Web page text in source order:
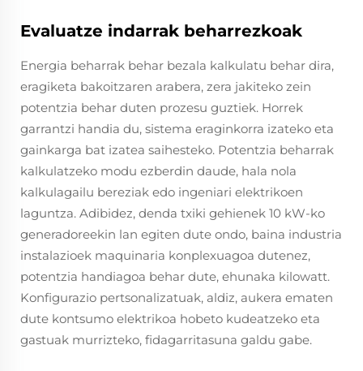
Evaluatze indarrak beharrezkoak
Energia beharrak behar bezala kalkulatu behar dira,
eragiketa bakoitzaren arabera, zera jakiteko zein
potentzia behar duten prozesu guztiek. Horrek
garrantzi handia du, sistema eraginkorra izateko eta
gainkarga bat izatea saihesteko. Potentzia beharrak
kalkulatzeko modu ezberdin daude, hala nola
kalkulagailu bereziak edo ingeniari elektrikoen
laguntza. Adibidez, denda txiki gehienek 10 kW-ko
generadoreekin lan egiten dute ondo, baina industria
instalazioek maquinaria konplexuagoa dutenez,
potentzia handiagoa behar dute, ehunaka kilowatt.
Konfigurazio pertsonalizatuak, aldiz, aukera ematen
dute kontsumo elektrikoa hobeto kudeatzeko eta
gastuak murrizteko, fidagarritasuna galdu gabe.